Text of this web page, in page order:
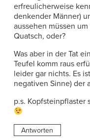
erfreulicherweise
denkender Männer)
aussehen müssen
Quatsch, oder?
Was aber in der Tat
Teufel komm raus
leider gar nichts. Es
negativen Sinne) der
p.s.
Antworten